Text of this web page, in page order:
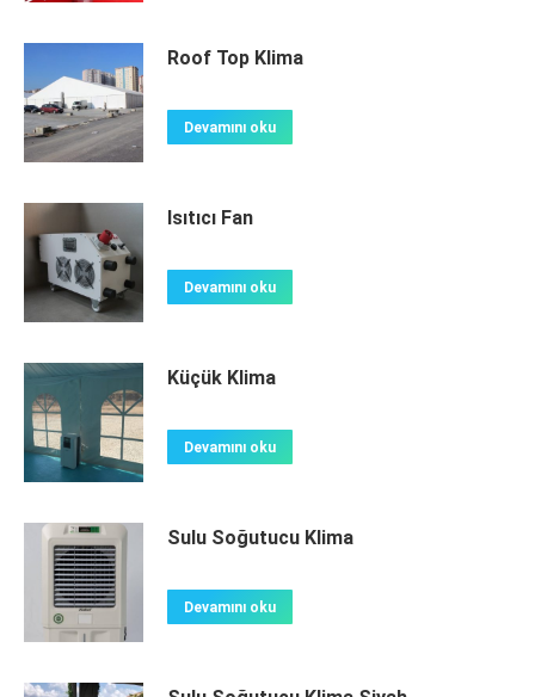
Roof Top Klima
Devamını oku
Isıtıcı Fan
Devamını oku
Küçük Klima
Devamını oku
Sulu Soğutucu Klima
Devamını oku